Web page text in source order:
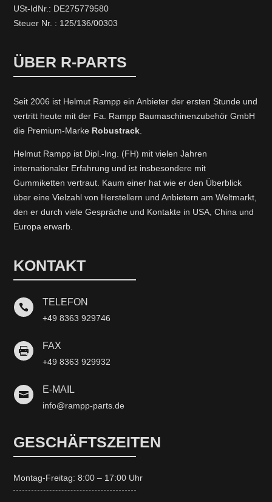
USt-IdNr.: DE275779580
Steuer Nr. : 125/136/00303
ÜBER R-PARTS
Seit 2006 ist Helmut Rampp ein An­bieter der ersten Stunde und
vertritt heute mit der Fa. Rampp Baumaschinenzubehör GmbH
die Premium-Marke Robustrack.
Helmut Rampp ist Dipl.-Ing. (FH) mit vielen Jahren
internationaler Erfahrung und ist insbesondere mit
Gummiketten vertraut. Kaum einer hat wie er den Überblick
über eine Vielzahl von Herstellern und Anbietern am Weltmarkt,
den er durch viele Gespräche und Kontakte in USA, China und
Europa erwarb.
KONTAKT
 TELEFON
+49 8363 929746
 FAX
+49 8363 929932
 E-MAIL
info@rampp-parts.de
GESCHÄFTSZEITEN
Montag-Freitag: 8:00 – 17:00 Uhr